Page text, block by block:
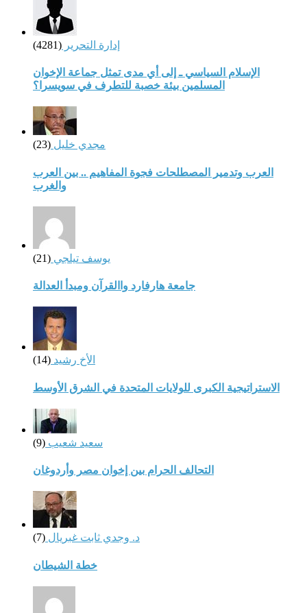
إدارة التحرير (4281)
الإسلام السياسي ـ إلى أي مدى تمثل جماعة الإخوان
المسلمين بيئة خصبة للتطرف في سويسرا؟
مجدي خليل (23)
العرب وتدمير المصطلحات فجوة المفاهيم .. بين العرب
والغرب
يوسف تيلجي (21)
جامعة هارفارد واالقرآن ومبدأ العدالة
الأخ رشيد (14)
الاستراتيجية الكبرى للولايات المتحدة في الشرق الأوسط
سعيد شعيب (9)
التحالف الحرام بين إخوان مصر وأردوغان
د. وجدي ثابت غبريال (7)
خطة الشيطان